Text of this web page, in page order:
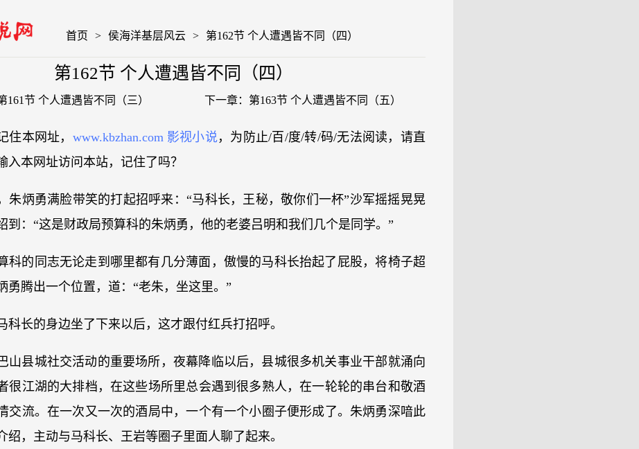
首页 > 侯海洋基层风云 > 第162节 个人遭遇皆不同（四）
第162节 个人遭遇皆不同（四）
161节 个人遭遇皆不同（三） 下一章： 第163节 个人遭遇皆不同（五）
住本网址， www.kbzhan.com 影视小说，为防止/百/度/转/码/无法阅读，请直
入本网址访问本站，记住了吗？
朱炳勇满脸带笑的打起招呼来：“马科长，王秘，敬你们一杯”沙军摇摇晃晃
到：“这是财政局预算科的朱炳勇，他的老婆吕明和我们几个是同学。”
科的同志无论走到哪里都有几分薄面，傲慢的马科长抬起了屁股，将椅子超
勇腾出一个位置，道：“老朱，坐这里。”
科长的身边坐了下来以后，这才跟付红兵打招呼。
山县城社交活动的重要场所，夜幕降临以后，县城很多机关事业干部就涌向
很江湖的大排档，在这些场所里总会遇到很多熟人，在一轮轮的串台和敬酒
交流。在一次又一次的酒局中，一个有一个小圈子便形成了。朱炳勇深喑此
绍，主动与马科长、王岩等圈子里面人聊了起来。